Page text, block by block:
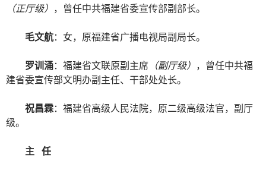
（正厅级） ，曾任中共福建省委宣传部副部长。
毛文航：女，原福建省广播电视局副局长。
罗训涌：福建省文联原副主席 （副厅级） ，曾任中共福
建省委宣传部文明办副主任、干部处处长。
祝昌霖：福建省高级人民法院，原二级高级法官，副厅
级。
主 任